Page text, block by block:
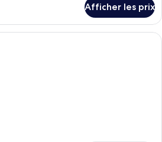
Afficher les prix
Une chambre d’hôtel avec deux lits,